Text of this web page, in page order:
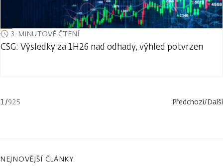
3-MINUTOVÉ ČTENÍ
CSG: Výsledky za 1H26 nad odhady, výhled potvrzen
1/925 Předchozí/Další
NEJNOVĚJŠÍ ČLÁNKY